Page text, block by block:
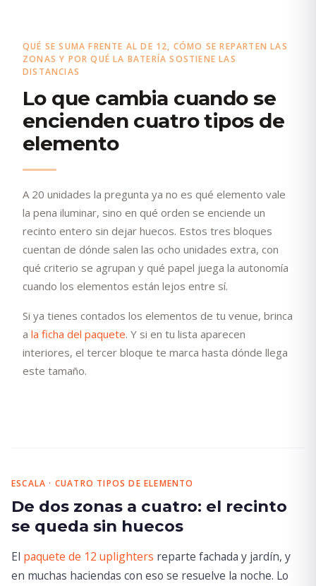
QUÉ SE SUMA FRENTE AL DE 12, CÓMO SE REPARTEN LAS
ZONAS Y POR QUÉ LA BATERÍA SOSTIENE LAS
DISTANCIAS
Lo que cambia cuando se
encienden cuatro tipos de
elemento
A 20 unidades la pregunta ya no es qué elemento vale
la pena iluminar, sino en qué orden se enciende un
recinto entero sin dejar huecos. Estos tres bloques
cuentan de dónde salen las ocho unidades extra, con
qué criterio se agrupan y qué papel juega la autonomía
cuando los elementos están lejos entre sí.
Si ya tienes contados los elementos de tu venue, brinca
a la ficha del paquete. Y si en tu lista aparecen
interiores, el tercer bloque te marca hasta dónde llega
este tamaño.
ESCALA · CUATRO TIPOS DE ELEMENTO
De dos zonas a cuatro: el recinto
se queda sin huecos
El paquete de 12 uplighters reparte fachada y jardín, y
en muchas haciendas con eso se resuelve la noche. Lo